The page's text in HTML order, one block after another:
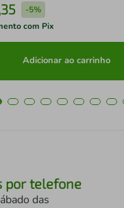
35 -5%
com Pix
Adicionar ao carrinho
por telefone
das